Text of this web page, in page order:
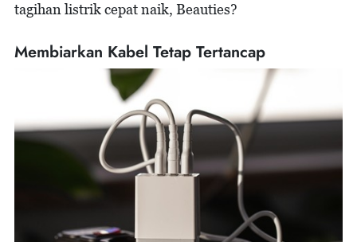
tagihan listrik cepat naik, Beauties?
Membiarkan Kabel Tetap Tertancap